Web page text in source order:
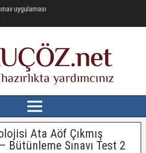
uygulaması
Ata Aöf Çıkmış
Bütünleme Sınavı Test 2